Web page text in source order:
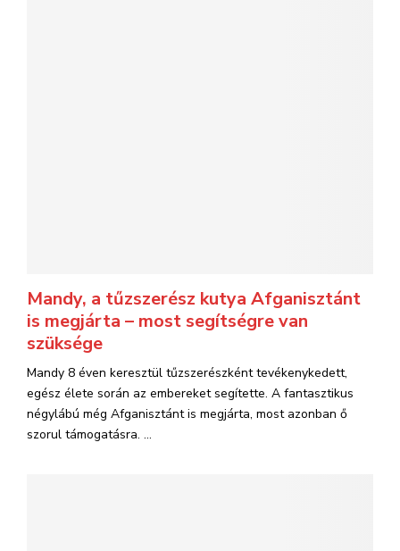
Mandy, a tűzszerész kutya Afganisztánt
is megjárta – most segítségre van
szüksége
Mandy 8 éven keresztül tűzszerészként tevékenykedett,
egész élete során az embereket segítette. A fantasztikus
négylábú még Afganisztánt is megjárta, most azonban ő
szorul támogatásra. ...